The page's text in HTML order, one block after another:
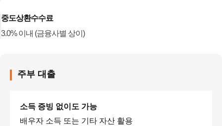
중도상환수수료
3.0% 이내 (금융사별 상이)
주부 대출
소득 증빙 없이도 가능
배우자 소득 또는 기타 자산 활용